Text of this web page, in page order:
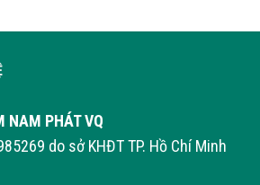
NAM PHÁT VQ
do sở KHĐT TP. Hồ Chí Minh